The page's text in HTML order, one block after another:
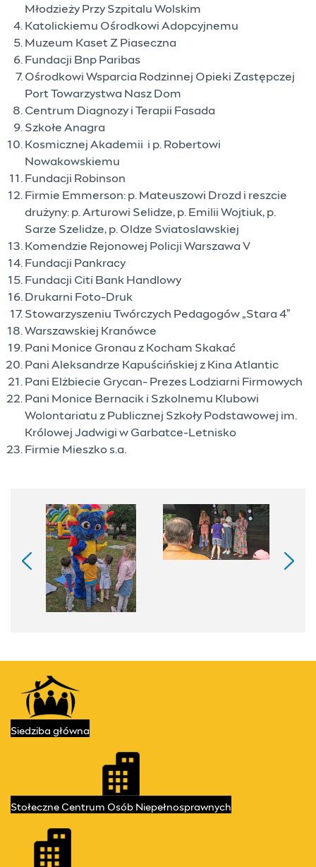
Młodzieży Przy Szpitalu Wolskim
Katolickiemu Ośrodkowi Adopcyjnemu
Muzeum Kaset Z Piaseczna
Fundacji Bnp Paribas
Ośrodkowi Wsparcia Rodzinnej Opieki Zastępczej
Port Towarzystwa Nasz Dom
Centrum Diagnozy i Terapii Fasada
Szkołe Anagra
Kosmicznej Akademii i p. Robertowi
Nowakowskiemu
Fundacji Robinson
Firmie Emmerson: p. Mateuszowi Drozd i reszcie
drużyny: p. Arturowi Selidze, p. Emilii Wojtiuk, p.
Sarze Szelidze, p. Oldze Sviatoslawskiej
Komendzie Rejonowej Policji Warszawa V
Fundacji Pankracy
Fundacji Citi Bank Handlowy
Drukarni Foto-Druk
Stowarzyszeniu Twórczych Pedagogów „Stara 4”
Warszawskiej Kranówce
Pani Monice Gronau z Kocham Skakać
Pani Aleksandrze Kapuścińskiej z Kina Atlantic
Pani Elżbiecie Grycan- Prezes Lodziarni Firmowych
Pani Monice Bernacik i Szkolnemu Klubowi
Wolontariatu z Publicznej Szkoły Podstawowej im.
Królowej Jadwigi w Garbatce-Letnisko
Firmie Mieszko s.a.
Kontakt
Siedziba główna
Stołeczne Centrum Osób Niepełnosprawnych